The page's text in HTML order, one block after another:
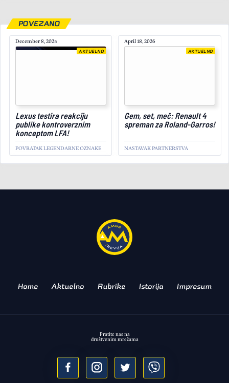
POVEZANO
December 8, 2025
Lexus testira reakciju
publike kontroverznim
konceptom LFA!
POVRATAK LEGENDARNE OZNAKE
AKTUELNO
April 18, 2026
Gem, set, meč: Renault 4
spreman za Roland-Garros!
NASTAVAK PARTNERSTVA
AKTUELNO
Pandu!
Home Aktuelno Rubrike Istorija Impresum
Pratite nas na
društvenim mrežama